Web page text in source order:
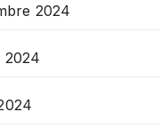
2024
2024